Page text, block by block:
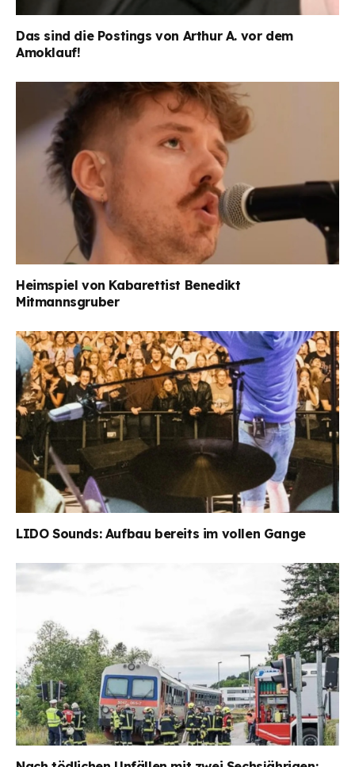
Das sind die Postings von Arthur A. vor dem
Amoklauf!
Heimspiel von Kabarettist Benedikt
Mitmannsgruber
LIDO Sounds: Aufbau bereits im vollen Gange